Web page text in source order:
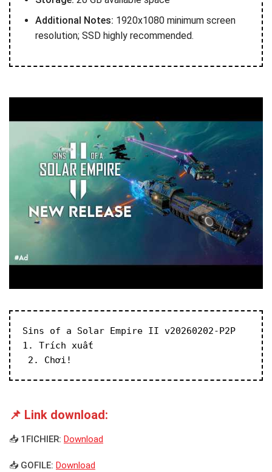
Additional Notes: 1920x1080 minimum screen
resolution; SSD highly recommended.
Sins of a Solar Empire II v20260202-P2P
1. Trích xuất
2. Chơi!
📌 Link download:
📥 1FICHIER: Download
📥 GOFILE: Download